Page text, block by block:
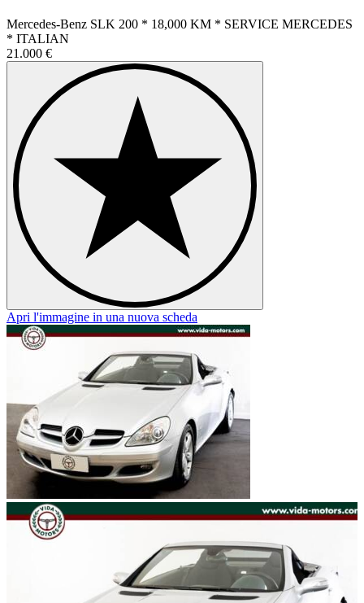
Mercedes-Benz SLK 200 * 18,000 KM * SERVICE MERCEDES
* ITALIAN
21.000 €
Apri l'immagine in una nuova scheda